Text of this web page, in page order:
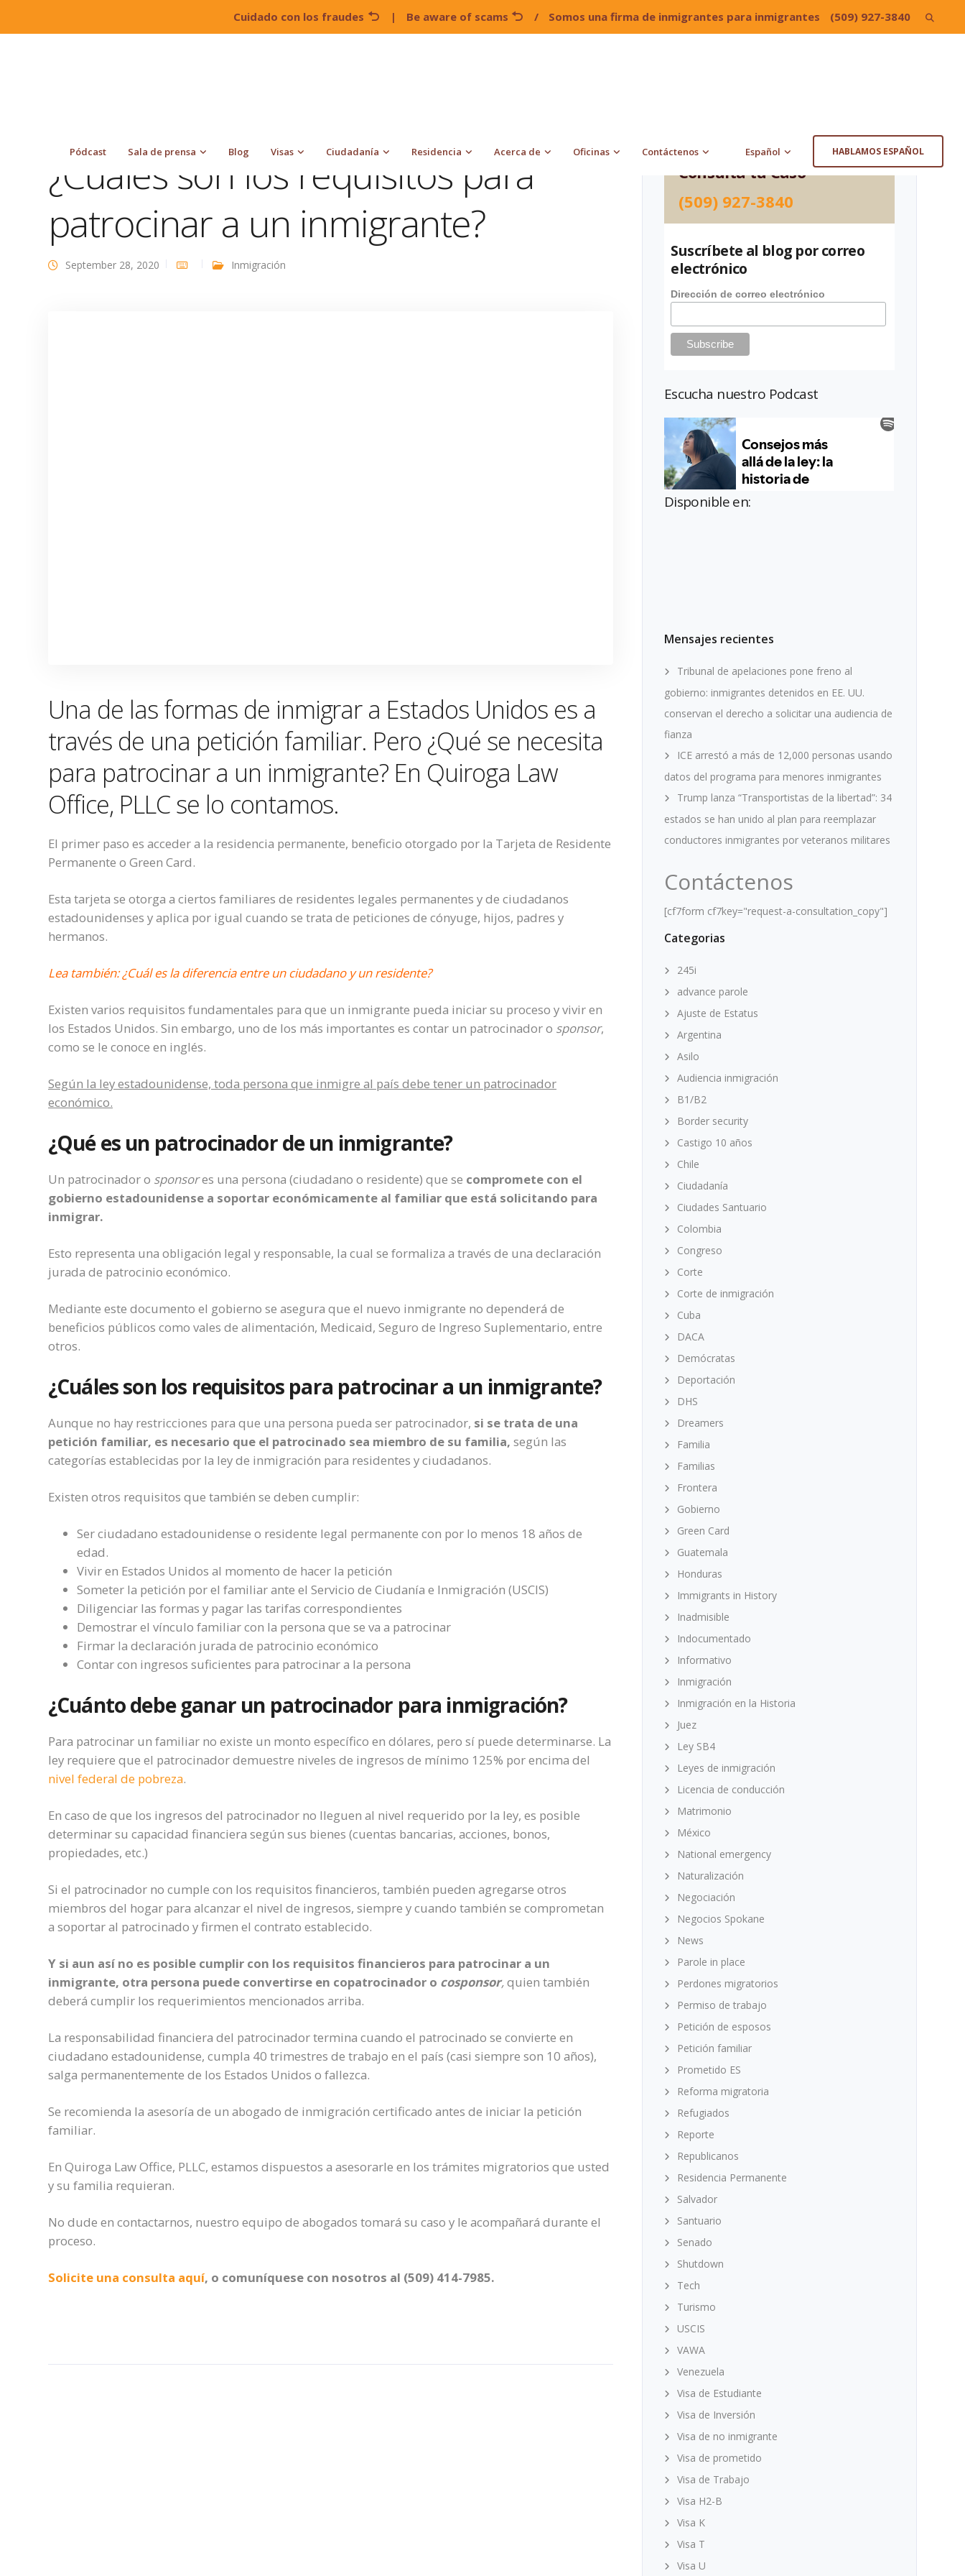
Cuidado con los fraudes | Be aware of scams / Somos una firma de inmigrantes para inmigrantes (509) 927-3840 Search
Pódcast Sala de prensa Blog Visas Ciudadanía Residencia Acerca de Oficinas Contáctenos Español HABLAMOS ESPAÑOL
¿Cuáles son los requisitos para
patrocinar a un inmigrante?
September 28, 2020 Inmigración
Una de las formas de inmigrar a Estados Unidos es a
través de una petición familiar. Pero ¿Qué se necesita
para patrocinar a un inmigrante? En Quiroga Law
Office, PLLC se lo contamos.
El primer paso es acceder a la residencia permanente, beneficio otorgado por la Tarjeta de Residente
Permanente o Green Card.
Esta tarjeta se otorga a ciertos familiares de residentes legales permanentes y de ciudadanos
estadounidenses y aplica por igual cuando se trata de peticiones de cónyuge, hijos, padres y
hermanos.
Lea también:¿Cuál es la diferencia entre un ciudadano y un residente?
Existen varios requisitos fundamentales para que un inmigrante pueda iniciar su proceso y vivir en
los Estados Unidos. Sin embargo, uno de los más importantes es contar un patrocinador o sponsor,
como se le conoce en inglés.
Según la ley estadounidense, toda persona que inmigre al país debe tener un patrocinador
económico.
¿Qué es un patrocinador de un inmigrante?
Un patrocinador o sponsores una persona (ciudadano o residente) que se compromete con el
gobierno estadounidense a soportar económicamente al familiar que está solicitando para
inmigrar.
Esto representa una obligación legal y responsable, la cual se formaliza a través de una declaración
jurada de patrocinio económico.
Mediante este documento el gobierno se asegura que el nuevo inmigrante no dependerá de
beneficios públicos como vales de alimentación, Medicaid, Seguro de Ingreso Suplementario, entre
otros.
¿Cuáles son los requisitos para patrocinar a un inmigrante?
Aunque no hay restricciones para que una persona pueda ser patrocinador, si se trata de una
petición familiar, es necesario que el patrocinado sea miembro de su familia, según las
categorías establecidas por la ley de inmigración para residentes y ciudadanos.
Existen otros requisitos que también se deben cumplir:
Ser ciudadano estadounidense o residente legal permanente con por lo menos 18 años de
edad.
Vivir en Estados Unidos al momento de hacer la petición
Someter la petición por el familiar ante el Servicio de Ciudanía e Inmigración (USCIS)
Diligenciar las formas y pagar las tarifas correspondientes
Demostrar el vínculo familiar con la persona que se va a patrocinar
Firmar la declaración jurada de patrocinio económico
Contar con ingresos suficientes para patrocinar a la persona
¿Cuánto debe ganar un patrocinador para inmigración?
Para patrocinar un familiar no existe un monto específico en dólares, pero sí puede determinarse. La
ley requiere que el patrocinador demuestre niveles de ingresos de mínimo 125% por encima del
nivel federal de pobreza.
En caso de que los ingresos del patrocinador no lleguen al nivel requerido por la ley, es posible
determinar su capacidad financiera según sus bienes (cuentas bancarias, acciones, bonos,
propiedades, etc.)
Si el patrocinador no cumple con los requisitos financieros, también pueden agregarse otros
miembros del hogar para alcanzar el nivel de ingresos, siempre y cuando también se comprometan
a soportar al patrocinado y firmen el contrato establecido.
Y si aun así no es posible cumplir con los requisitos financieros para patrocinar a un
inmigrante, otra persona puede convertirse en copatrocinador o cosponsor,quien también
deberá cumplir los requerimientos mencionados arriba.
La responsabilidad financiera del patrocinador termina cuando el patrocinado se convierte en
ciudadano estadounidense, cumpla 40 trimestres de trabajo en el país (casi siempre son 10 años),
salga permanentemente de los Estados Unidos o fallezca.
Se recomienda la asesoría de un abogado de inmigración certificado antes de iniciar la petición
familiar.
En Quiroga Law Office, PLLC, estamos dispuestos a asesorarle en los trámites migratorios que usted
y su familia requieran.
No dude en contactarnos, nuestro equipo de abogados tomará su caso y le acompañará durante el
proceso.
Solicite una consulta aquí, o comuníquese con nosotros al (509) 414-7985.
Consulta tu Caso
(509) 927-3840
Suscríbete al blog por correo
electrónico
Dirección de correo electrónico
Escucha nuestro Podcast
Disponible en:
Mensajes recientes
Tribunal de apelaciones pone freno al
gobierno: inmigrantes detenidos en EE. UU.
conservan el derecho a solicitar una audiencia de
fianza
ICE arrestó a más de 12,000 personas usando
datos del programa para menores inmigrantes
Trump lanza “Transportistas de la libertad”: 34
estados se han unido al plan para reemplazar
conductores inmigrantes por veteranos militares
Contáctenos
[cf7form cf7key="request-a-consultation_copy"]
Categorias
245i
advance parole
Ajuste de Estatus
Argentina
Asilo
Audiencia inmigración
B1/B2
Border security
Castigo 10 años
Chile
Ciudadanía
Ciudades Santuario
Colombia
Congreso
Corte
Corte de inmigración
Cuba
DACA
Demócratas
Deportación
DHS
Dreamers
Familia
Familias
Frontera
Gobierno
Green Card
Guatemala
Honduras
Immigrants in History
Inadmisible
Indocumentado
Informativo
Inmigración
Inmigración en la Historia
Juez
Ley SB4
Leyes de inmigración
Licencia de conducción
Matrimonio
México
National emergency
Naturalización
Negociación
Negocios Spokane
News
Parole in place
Perdones migratorios
Permiso de trabajo
Petición de esposos
Petición familiar
Prometido ES
Reforma migratoria
Refugiados
Reporte
Republicanos
Residencia Permanente
Salvador
Santuario
Senado
Shutdown
Tech
Turismo
USCIS
VAWA
Venezuela
Visa de Estudiante
Visa de Inversión
Visa de no inmigrante
Visa de prometido
Visa de Trabajo
Visa H2-B
Visa K
Visa T
Visa U